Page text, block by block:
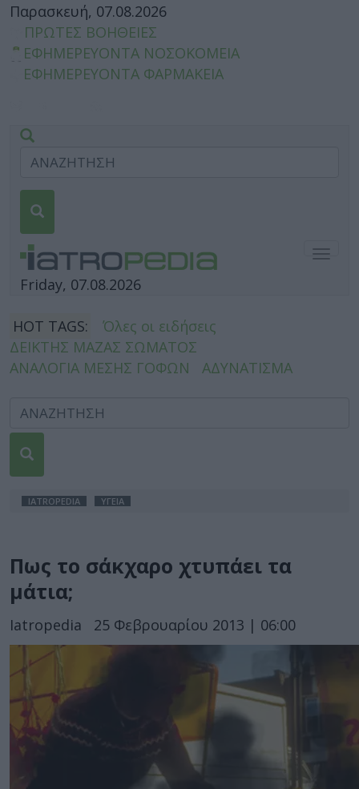
Παρασκευή, 07.08.2026
ΠΡΩΤΕΣ ΒΟΗΘΕΙΕΣ
ΕΦΗΜΕΡΕΥΟΝΤΑ ΝΟΣΟΚΟΜΕΙΑ
ΕΦΗΜΕΡΕΥΟΝΤΑ ΦΑΡΜΑΚΕΙΑ
Friday, 07.08.2026
HOT TAGS:
Όλες οι ειδήσεις
ΔΕΙΚΤΗΣ ΜΑΖΑΣ ΣΩΜΑΤΟΣ
ΑΝΑΛΟΓΙΑ ΜΕΣΗΣ ΓΟΦΩΝ
ΑΔΥΝΑΤΙΣΜΑ
IATROPEDIA ΥΓΕΙΑ
Πως το σάκχαρο χτυπάει τα
μάτια;
Iatropedia 25 Φεβρουαρίου 2013 | 06:00